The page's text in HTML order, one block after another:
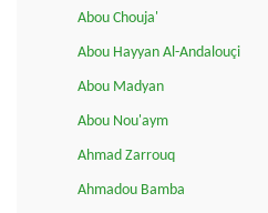
Abou Chouja'
Abou Hayyan Al-Andalouçi
Abou Madyan
Abou Nou'aym
Ahmad Zarrouq
Ahmadou Bamba